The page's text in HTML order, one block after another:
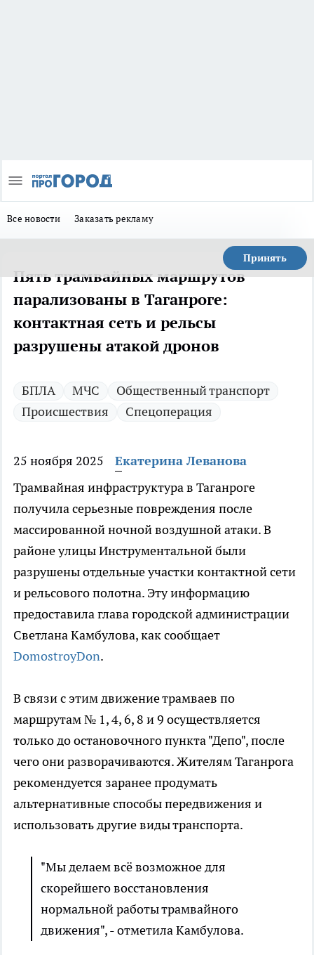
Все новости Заказать рекламу
Принять
Пять трамвайных маршрутов
парализованы в Таганроге:
контактная сеть и рельсы
разрушены атакой дронов
БПЛА МЧС
Общественный транспорт
Происшествия
Спецоперация
25 ноября 2025
Екатерина Леванова
Трамвайная инфраструктура в Таганроге
получила серьезные повреждения после
массированной ночной воздушной атаки. В
районе улицы Инструментальной были
разрушены отдельные участки контактной сети
и рельсового полотна. Эту информацию
предоставила глава городской администрации
Светлана Камбулова, как сообщает
DomostroyDon.
В связи с этим движение трамваев по
маршрутам № 1, 4, 6, 8 и 9 осуществляется
только до остановочного пункта "Депо", после
чего они разворачиваются. Жителям Таганрога
рекомендуется заранее продумать
альтернативные способы передвижения и
использовать другие виды транспорта.
"Мы делаем всё возможное для
скорейшего восстановления
нормальной работы трамвайного
движения", - отметила Камбулова.